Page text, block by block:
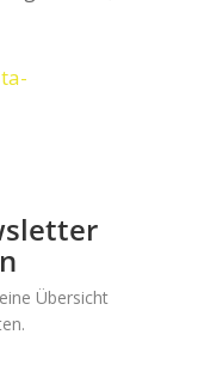
Übersicht